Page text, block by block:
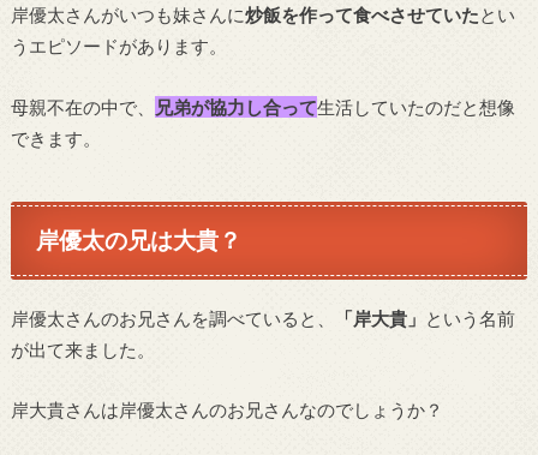
岸優太さんがいつも妹さんに炒飯を作って食べさせていたとい
うエピソードがあります。
母親不在の中で、 兄弟が協力し合って生活していたのだと想像
できます。
岸優太の兄は大貴？
岸優太さんのお兄さんを調べていると、 「岸大貴」 という名前
が出て来ました。
岸大貴さんは岸優太さんのお兄さんなのでしょうか？